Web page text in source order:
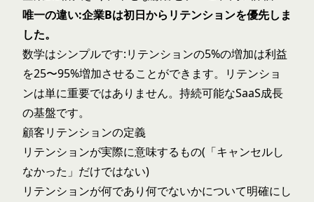
唯一の違い:企業Bは初日からリテンションを優先しま
した。
数学はシンプルです:リテンションの5%の増加は利益
を25〜95%増加させることができます。リテンショ
ンは単に重要ではありません。持続可能なSaaS成長
の基盤です。
顧客リテンションの定義
リテンションが実際に意味するもの(「キャンセルし
なかった」だけではない)
リテンションが何であり何でないかについて明確にし